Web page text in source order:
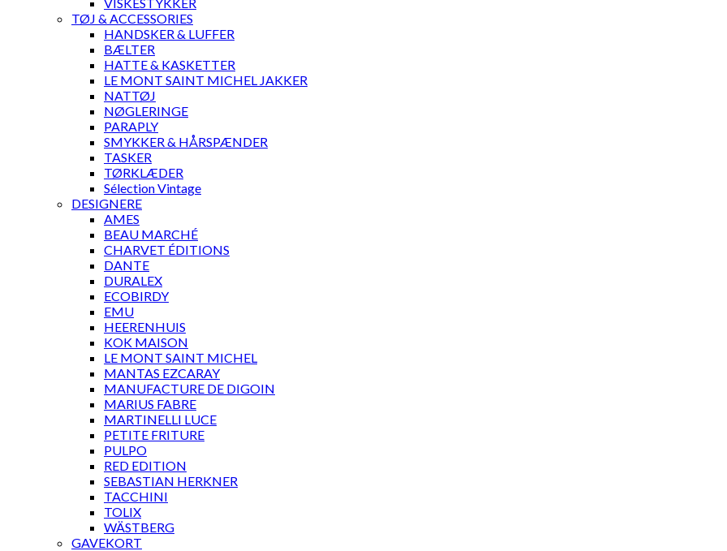
TØJ & ACCESSORIES
HANDSKER & LUFFER
BÆLTER
HATTE & KASKETTER
LE MONT SAINT MICHEL JAKKER
NATTØJ
NØGLERINGE
PARAPLY
SMYKKER & HÅRSPÆNDER
TASKER
TØRKLÆDER
Sélection Vintage
DESIGNERE
AMES
BEAU MARCHÉ
CHARVET ÉDITIONS
DANTE
DURALEX
ECOBIRDY
EMU
HEERENHUIS
KOK MAISON
LE MONT SAINT MICHEL
MANTAS EZCARAY
MANUFACTURE DE DIGOIN
MARIUS FABRE
MARTINELLI LUCE
PETITE FRITURE
PULPO
RED EDITION
SEBASTIAN HERKNER
TACCHINI
TOLIX
WÄSTBERG
GAVEKORT